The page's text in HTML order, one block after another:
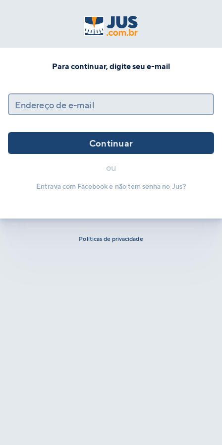
Para continuar, digite seu e-mail
Endereço de e-mail
Continuar
ou
Entrava com Facebook e não tem senha no Jus?
Políticas de privacidade